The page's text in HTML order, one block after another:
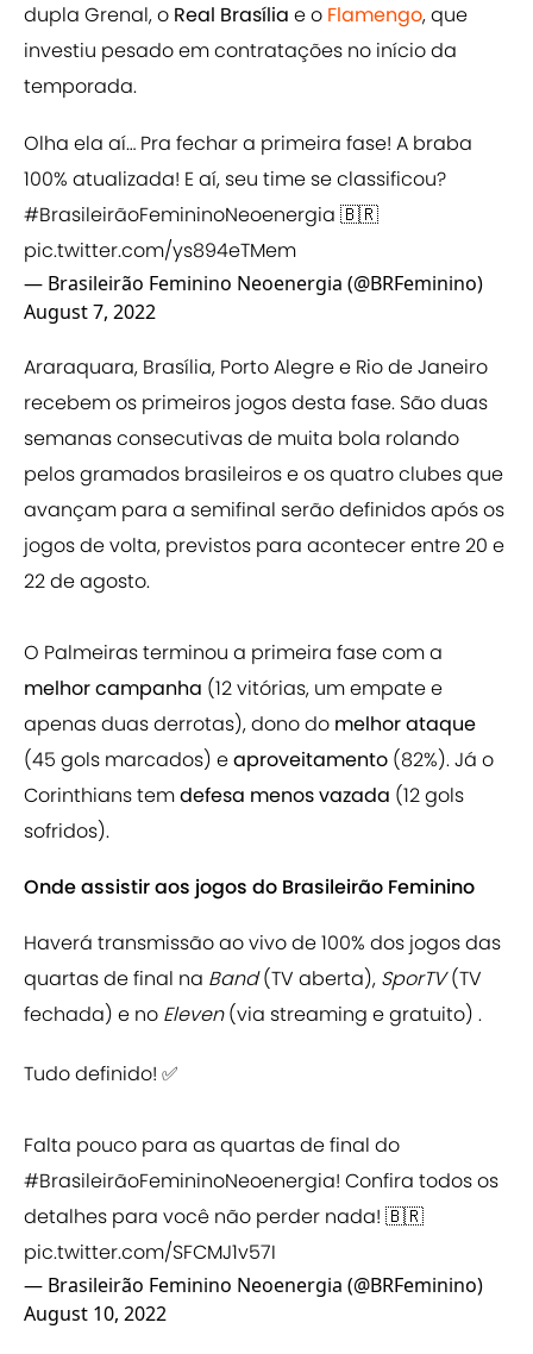
dupla Grenal, o Real Brasília e o Flamengo, que
investiu pesado em contratações no início da
temporada.
Olha ela aí… Pra fechar a primeira fase! A braba
100% atualizada! E aí, seu time se classificou?
#BrasileirãoFemininoNeoenergia 🇧🇷
pic.twitter.com/ys894eTMem
— Brasileirão Feminino Neoenergia (@BRFeminino)
August 7, 2022
Araraquara, Brasília, Porto Alegre e Rio de Janeiro
recebem os primeiros jogos desta fase. São duas
semanas consecutivas de muita bola rolando
pelos gramados brasileiros e os quatro clubes que
avançam para a semifinal serão definidos após os
jogos de volta, previstos para acontecer entre 20 e
22 de agosto.
O Palmeiras terminou a primeira fase com a
melhor campanha (12 vitórias, um empate e
apenas duas derrotas), dono do melhor ataque
(45 gols marcados) eaproveitamento (82%). Já o
Corinthians temdefesa menos vazada (12 gols
sofridos).
Onde assistir aos jogos do Brasileirão Feminino
Haverá transmissão ao vivo de 100% dos jogos das
quartas de final na Band(TV aberta), SporTV(TV
fechada) e no Eleven(via streaming e gratuito) .
Tudo definido! ✅
Falta pouco para as quartas de final do
#BrasileirãoFemininoNeoenergia! Confira todos os
detalhes para você não perder nada! 🇧🇷
pic.twitter.com/SFCMJ1v57I
— Brasileirão Feminino Neoenergia (@BRFeminino)
August 10, 2022